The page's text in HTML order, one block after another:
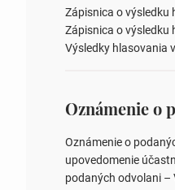
zastupiteľstiev,
zastupiteľstiev v nich
obecného pozemku
Zápisnica o výsledku
Zápisnica o výsledku
Výsledky hlasovania
ysledky.html
Oznámenie o
upovedomenie
podaných odvolani –